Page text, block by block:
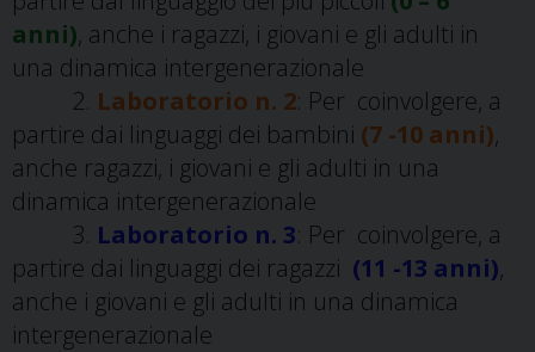
anni), anche i ragazzi, i giovani e gli adulti in
una dinamica intergenerazionale
2. Laboratorio n. 2: Per coinvolgere, a
partire dai linguaggi dei bambini (7 -10 anni),
anche ragazzi, i giovani e gli adulti in una
dinamica intergenerazionale
3. Laboratorio n. 3: Per coinvolgere, a
partire dai linguaggi dei ragazzi (11 -13 anni),
anche i giovani e gli adulti in una dinamica
intergenerazionale